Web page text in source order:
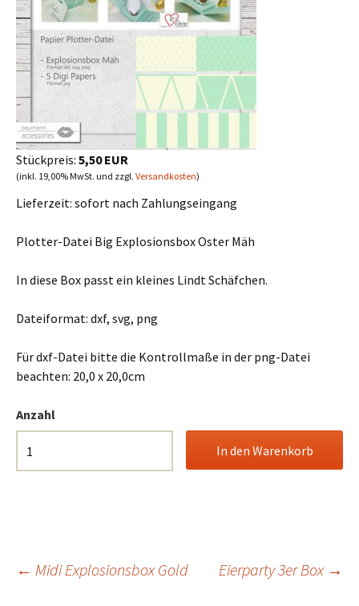
Stückpreis: 5,50 EUR
(inkl. 19,00% MwSt. und zzgl. Versandkosten)
Lieferzeit: sofort nach Zahlungseingang
Plotter-Datei Big Explosionsbox Oster Mäh
In diese Box passt ein kleines Lindt Schäfchen.
Dateiformat: dxf, svg, png
Für dxf-Datei bitte die Kontrollmaße in der png-Datei
beachten: 20,0 x 20,0cm
Anzahl
Beitrags-
← Midi Explosionsbox Gold Eierparty 3er Box →